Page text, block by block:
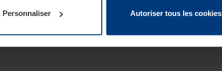
Personnaliser Autoriser tous les cookies